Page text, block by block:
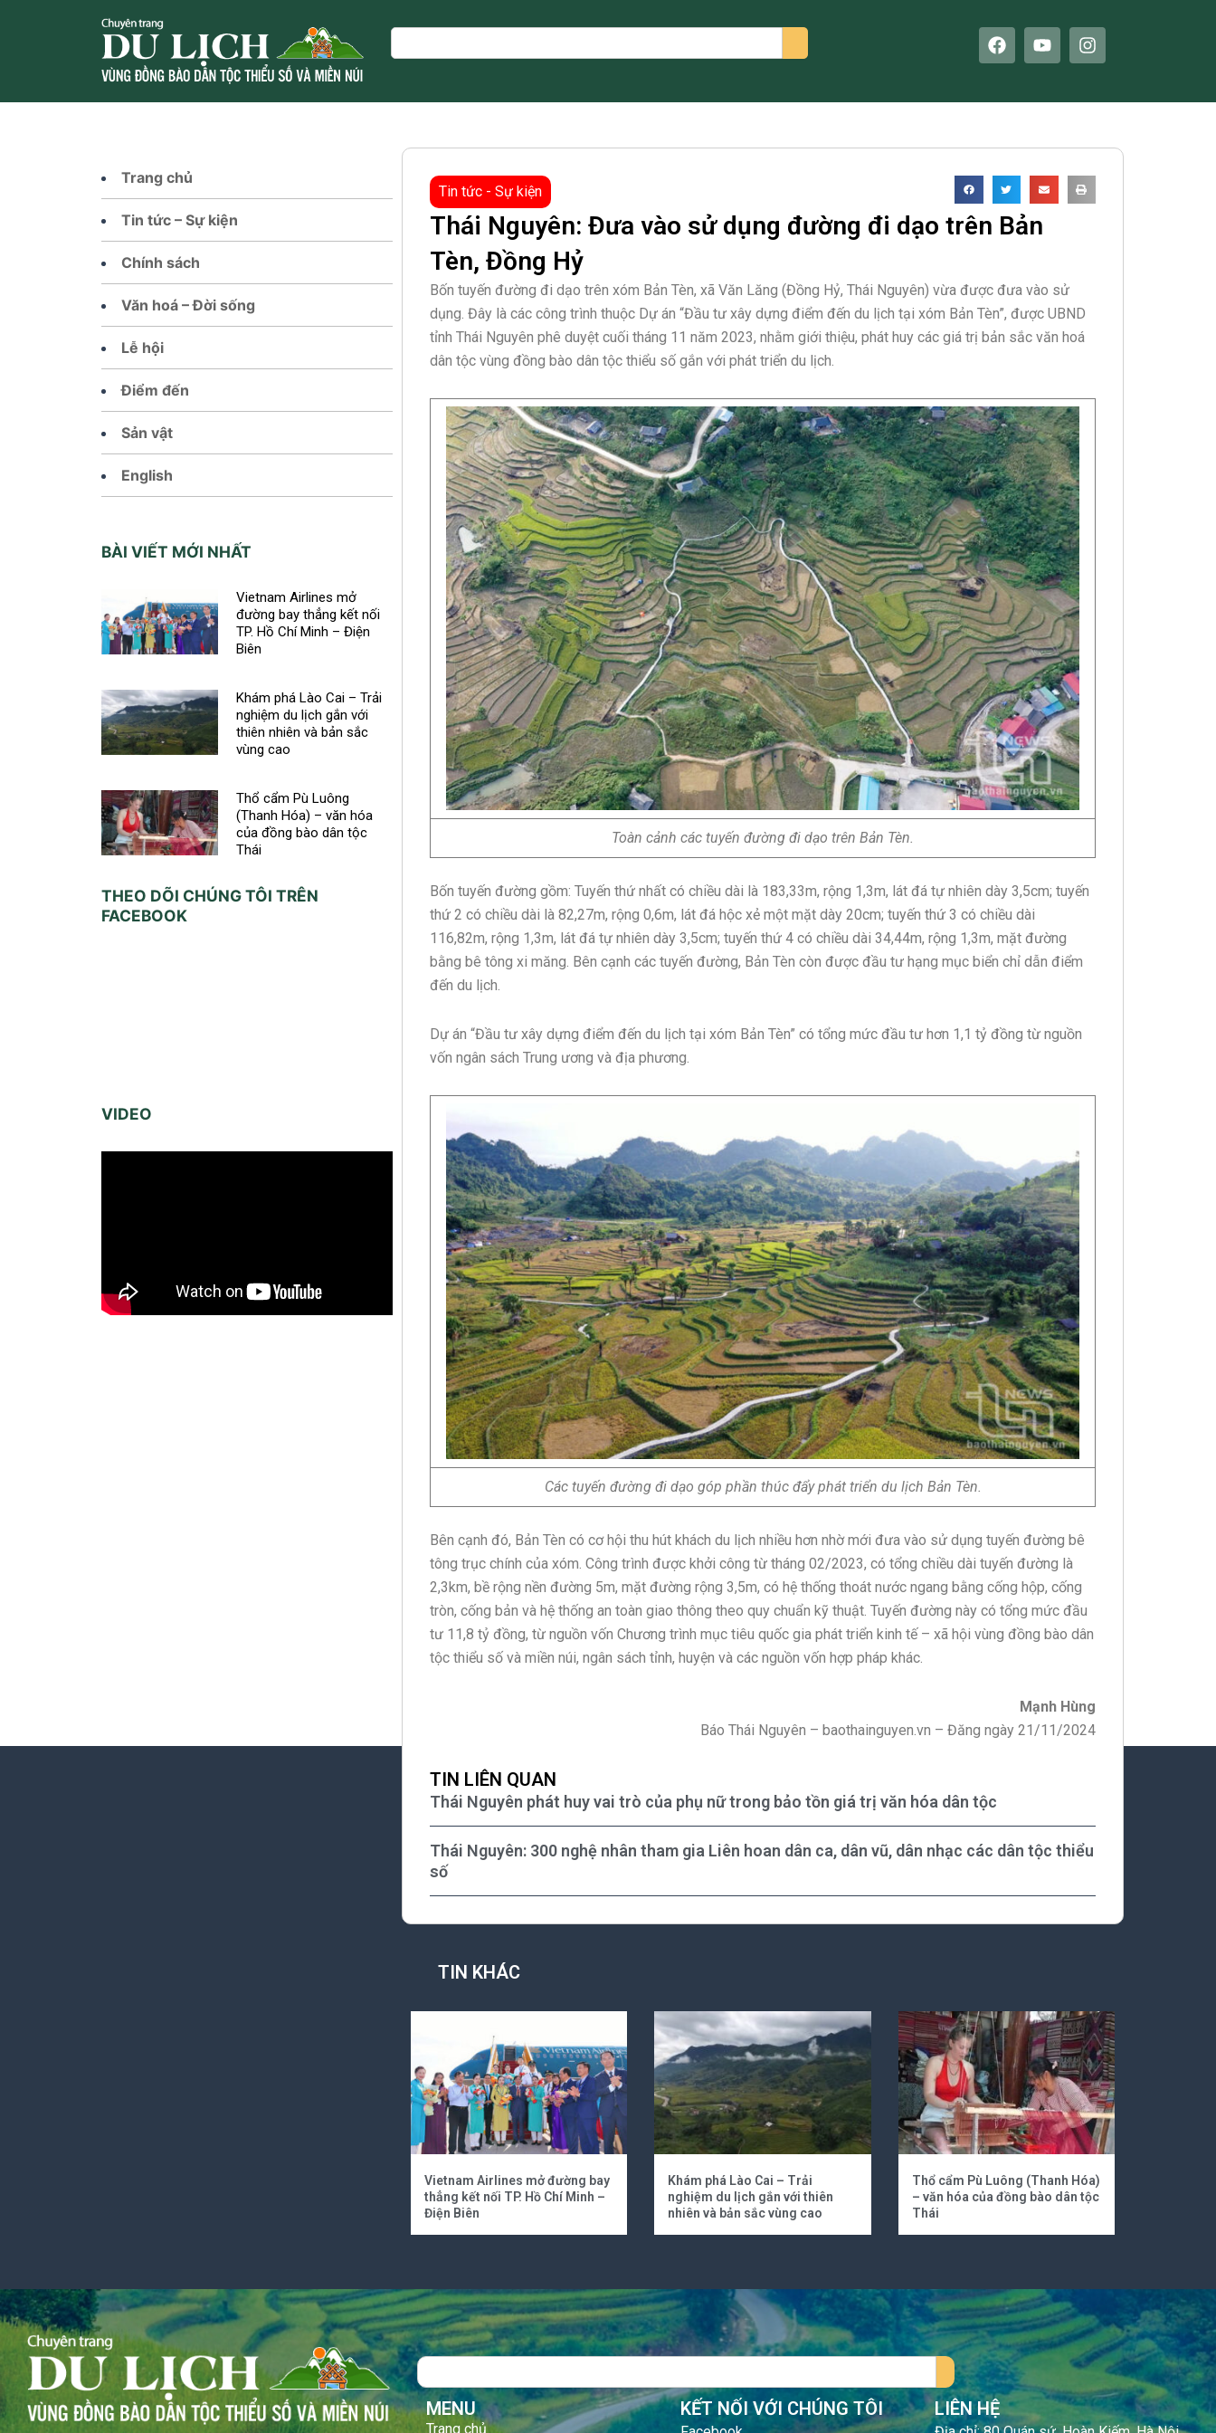
Search
F
a
b
o
Y
o
u
e
I
n
a
r
m
Trang chủ
Tin tức – Sự kiện
Chính sách
Văn hoá – Đời sống
Lễ hội
Điểm đến
Sản vật
English
BÀI VIẾT MỚI NHẤT
Vietnam Airlines mở
đường bay thẳng kết nối
TP. Hồ Chí Minh – Điện
Biên
Khám phá Lào Cai – Trải
nghiệm du lịch gắn với
thiên nhiên và bản sắc
vùng cao
Thổ cẩm Pù Luông
(Thanh Hóa) – văn hóa
của đồng bào dân tộc
Thái
THEO DÕI CHÚNG TÔI TRÊN
FACEBOOK
VIDEO
Tin tức - Sự kiện
Thái Nguyên: Đưa vào sử dụng đường đi dạo trên Bản
Tèn, Đồng Hỷ
Bốn tuyến đường đi dạo trên xóm Bản Tèn, xã Văn Lăng (Đồng Hỷ, Thái Nguyên) vừa được đưa vào sử
dụng. Đây là các công trình thuộc Dự án “Đầu tư xây dựng điểm đến du lịch tại xóm Bản Tèn”, được UBND
tỉnh Thái Nguyên phê duyệt cuối tháng 11 năm 2023, nhằm giới thiệu, phát huy các giá trị bản sắc văn hoá
dân tộc vùng đồng bào dân tộc thiểu số gắn với phát triển du lịch.
Toàn cảnh các tuyến đường đi dạo trên Bản Tèn.
Bốn tuyến đường gồm: Tuyến thứ nhất có chiều dài là 183,33m, rộng 1,3m, lát đá tự nhiên dày 3,5cm; tuyến
thứ 2 có chiều dài là 82,27m, rộng 0,6m, lát đá hộc xẻ một mặt dày 20cm; tuyến thứ 3 có chiều dài
116,82m, rộng 1,3m, lát đá tự nhiên dày 3,5cm; tuyến thứ 4 có chiều dài 34,44m, rộng 1,3m, mặt đường
bằng bê tông xi măng. Bên cạnh các tuyến đường, Bản Tèn còn được đầu tư hạng mục biển chỉ dẫn điểm
đến du lịch.
Dự án “Đầu tư xây dựng điểm đến du lịch tại xóm Bản Tèn” có tổng mức đầu tư hơn 1,1 tỷ đồng từ nguồn
vốn ngân sách Trung ương và địa phương.
Các tuyến đường đi dạo góp phần thúc đẩy phát triển du lịch Bản Tèn.
Bên cạnh đó, Bản Tèn có cơ hội thu hút khách du lịch nhiều hơn nhờ mới đưa vào sử dụng tuyến đường bê
tông trục chính của xóm. Công trình được khởi công từ tháng 02/2023, có tổng chiều dài tuyến đường là
2,3km, bề rộng nền đường 5m, mặt đường rộng 3,5m, có hệ thống thoát nước ngang bằng cống hộp, cống
tròn, cống bản và hệ thống an toàn giao thông theo quy chuẩn kỹ thuật. Tuyến đường này có tổng mức đầu
tư 11,8 tỷ đồng, từ nguồn vốn Chương trình mục tiêu quốc gia phát triển kinh tế – xã hội vùng đồng bào dân
tộc thiểu số và miền núi, ngân sách tỉnh, huyện và các nguồn vốn hợp pháp khác.
Mạnh Hùng
Báo Thái Nguyên – baothainguyen.vn – Đăng ngày 21/11/2024
TIN LIÊN QUAN
Thái Nguyên phát huy vai trò của phụ nữ trong bảo tồn giá trị văn hóa dân tộc
Thái Nguyên: 300 nghệ nhân tham gia Liên hoan dân ca, dân vũ, dân nhạc các dân tộc thiểu
số
TIN KHÁC
Vietnam Airlines mở đường bay
thẳng kết nối TP. Hồ Chí Minh –
Điện Biên
Khám phá Lào Cai – Trải
nghiệm du lịch gắn với thiên
nhiên và bản sắc vùng cao
Thổ cẩm Pù Luông (Thanh Hóa)
– văn hóa của đồng bào dân tộc
Thái
Search
MENU
Trang chủ
KẾT NỐI VỚI CHÚNG TÔI LIÊN HỆ